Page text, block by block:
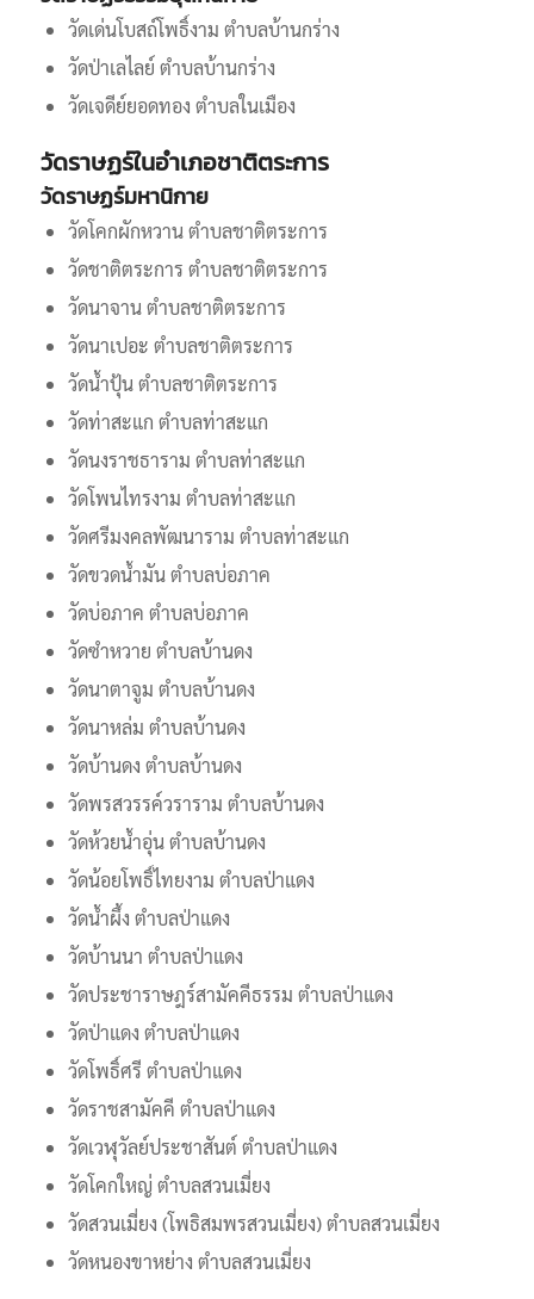
วัดเด่นโบสถ์โพธิ์งาม ตำบลบ้านกร่าง
วัดป่าเลไลย์ ตำบลบ้านกร่าง
วัดเจดีย์ยอดทอง ตำบลในเมือง
วัดราษฏร์ในอำเภอชาติตระการ
วัดราษฏร์มหานิกาย
วัดโคกผักหวาน ตำบลชาติตระการ
วัดชาติตระการ ตำบลชาติตระการ
วัดนาจาน ตำบลชาติตระการ
วัดนาเปอะ ตำบลชาติตระการ
วัดน้ำปุ้น ตำบลชาติตระการ
วัดท่าสะแก ตำบลท่าสะแก
วัดนงราชธาราม ตำบลท่าสะแก
วัดโพนไทรงาม ตำบลท่าสะแก
วัดศรีมงคลพัฒนาราม ตำบลท่าสะแก
วัดขวดน้ำมัน ตำบลบ่อภาค
วัดบ่อภาค ตำบลบ่อภาค
วัดซำหวาย ตำบลบ้านดง
วัดนาตาจูม ตำบลบ้านดง
วัดนาหล่ม ตำบลบ้านดง
วัดบ้านดง ตำบลบ้านดง
วัดพรสวรรค์วราราม ตำบลบ้านดง
วัดห้วยน้ำอุ่น ตำบลบ้านดง
วัดน้อยโพธิ์ไทยงาม ตำบลป่าแดง
วัดน้ำผึ้ง ตำบลป่าแดง
วัดบ้านนา ตำบลป่าแดง
วัดประชาราษฎร์สามัคคีธรรม ตำบลป่าแดง
วัดป่าแดง ตำบลป่าแดง
วัดโพธิ์ศรี ตำบลป่าแดง
วัดราชสามัคคี ตำบลป่าแดง
วัดเวฬุวัลย์ประชาสันต์ ตำบลป่าแดง
วัดโคกใหญ่ ตำบลสวนเมี่ยง
วัดสวนเมี่ยง (โพธิสมพรสวนเมี่ยง) ตำบลสวนเมี่ยง
วัดหนองขาหย่าง ตำบลสวนเมี่ยง